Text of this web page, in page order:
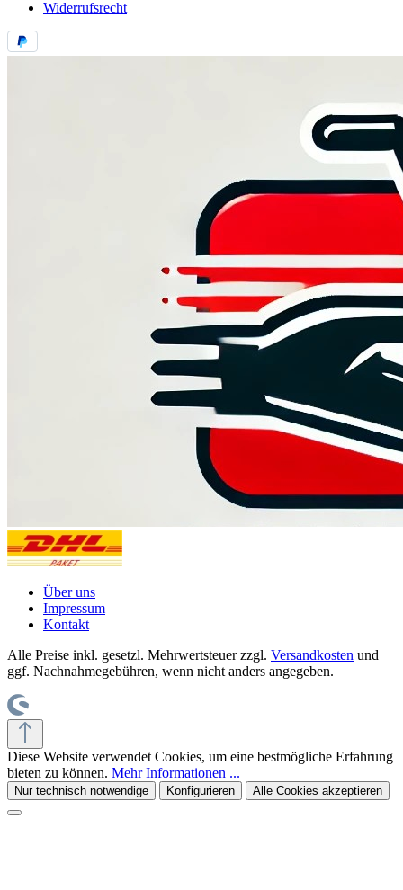
Widerrufsrecht
Über uns
Impressum
Kontakt
Alle Preise inkl. gesetzl. Mehrwertsteuer zzgl. Versandkosten und
ggf. Nachnahmegebühren, wenn nicht anders angegeben.
Diese Website verwendet Cookies, um eine bestmögliche Erfahrung
bieten zu können. Mehr Informationen ...
Nur technisch notwendige Konfigurieren Alle Cookies akzeptieren